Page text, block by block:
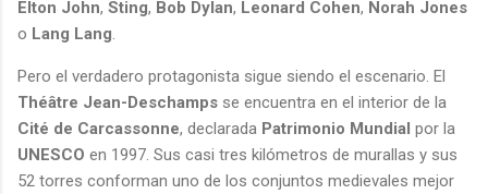
Elton John, Sting, Bob Dylan, Leonard Cohen, Norah Jones
o Lang Lang
Pero el verdadero protagonista sigue siendo el escenario. El
Théâtre Jean-Deschamps se encuentra en el interior de la
Cité de Carcassonne, declarada Patrimonio Mundial por la
UNESCO en 1997. Sus casi tres kilómetros de murallas y sus
52 torres conforman uno de los conjuntos medievales mejor